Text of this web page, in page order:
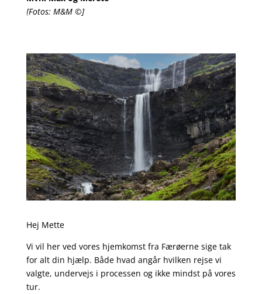
[Fotos: M&M ©]
Hej Mette
Vi vil her ved vores hjemkomst fra Færøerne sige tak
for alt din hjælp. Både hvad angår hvilken rejse vi
valgte, undervejs i processen og ikke mindst på vores
tur.